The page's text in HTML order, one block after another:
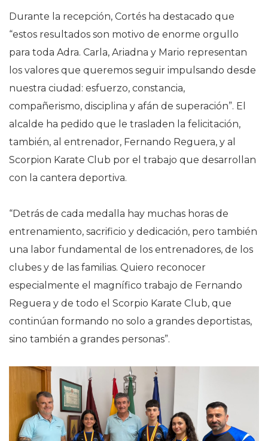
Durante la recepción, Cortés ha destacado que
“estos resultados son motivo de enorme orgullo
para toda Adra. Carla, Ariadna y Mario representan
los valores que queremos seguir impulsando desde
nuestra ciudad: esfuerzo, constancia,
compañerismo, disciplina y afán de superación”. El
alcalde ha pedido que le trasladen la felicitación,
también, al entrenador, Fernando Reguera, y al
Scorpion Karate Club por el trabajo que desarrollan
con la cantera deportiva.
“Detrás de cada medalla hay muchas horas de
entrenamiento, sacrificio y dedicación, pero también
una labor fundamental de los entrenadores, de los
clubes y de las familias. Quiero reconocer
especialmente el magnífico trabajo de Fernando
Reguera y de todo el Scorpio Karate Club, que
continúan formando no solo a grandes deportistas,
sino también a grandes personas”.